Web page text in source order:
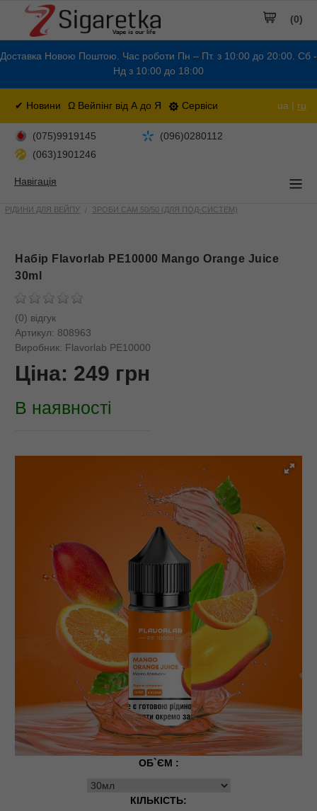
Доставка Новою Поштою. Час роботи Пн – Пт. з 10:00 до 20:00. Сб -
Нд з 10:00 до 18:00
✔ Новини Ω Вейпінг від А до Я Сервіси ua | ru
(0)
(075)9919145
(096)0280112
(063)1901246
Навігація
РІДИНИ ДЛЯ ВЕЙПУ ЗРОБИ САМ 50/50 (ДЛЯ ПОД-СИСТЕМ)
Набiр Flavorlab PE10000 Mango Orange Juice
30ml
(0) відгук
Артикул: 808963
Виробник: Flavorlab PE10000
Ціна: 249 грн
В наявності
ОБ`ЄМ :
КІЛЬКІСТЬ: